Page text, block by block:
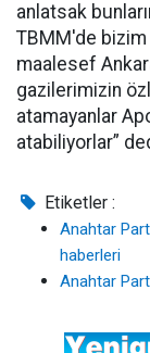
anlatsak
TBMM'de
maalesef
gazilerimizin
atamayanlar
atabiliyorlar”
Etiketler :
Anahtar
haberleri
Anahtar